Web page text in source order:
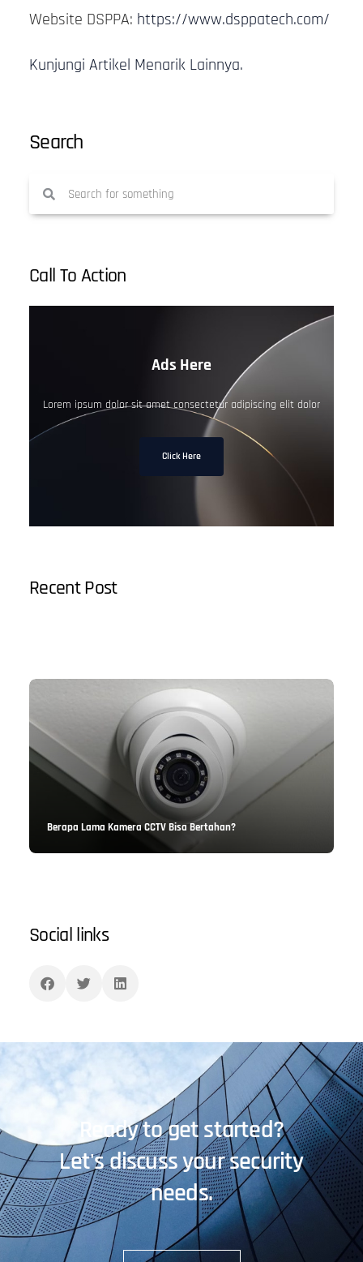
Website DSPPA: https://www.dsppatech.com/
Kunjungi Artikel Menarik Lainnya.
Search
Call To Action
Ads Here
Lorem ipsum dolor sit amet consectetur adipiscing elit dolor
Click Here
Recent Post
Berapa Lama Kamera CCTV Bisa Bertahan?
Social links
Ready to get started?
Let's discuss your security
needs.